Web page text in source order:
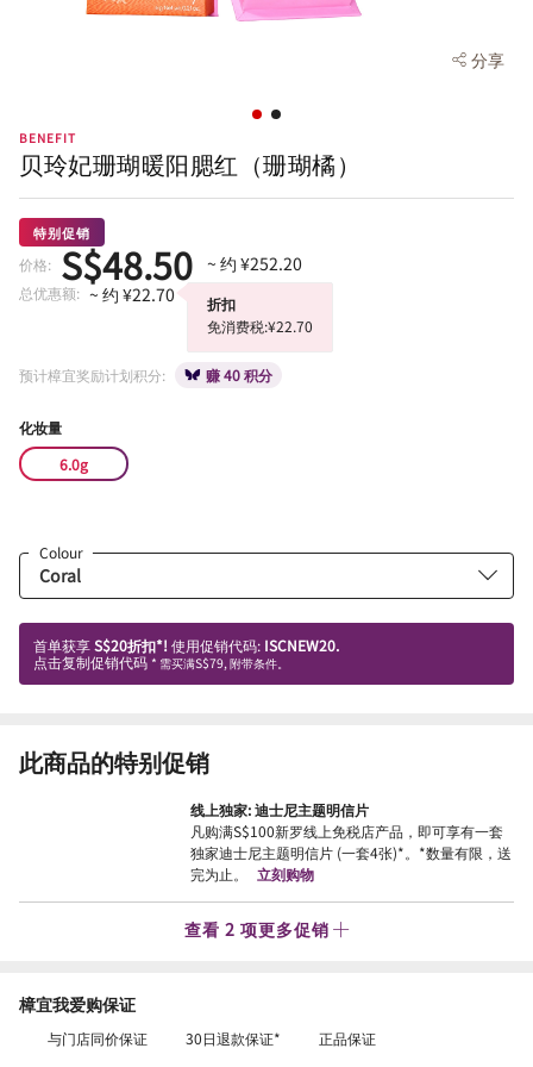
分享
BENEFIT
贝玲妃珊瑚暖阳腮红（珊瑚橘）
特别促销
价格: S$48.50 ~ 约 ¥252.20
总优惠额: ~ 约 ¥22.70
折扣
免消费税:¥22.70
预计樟宜奖励计划积分: 赚 40 积分
化妆量
6.0g
Colour
首单获享S$20折扣*! 使用促销代码: ISCNEW20.
点击复制促销代码 * 需买满S$79, 附带条件。
此商品的特别促销
线上独家: 迪士尼主题明信片
凡购满S$100新罗线上免税店产品，即可享有一套
独家迪士尼主题明信片 (一套4张)*。*数量有限，送
完为止。
立刻购物
查看 2 项更多促销
樟宜我爱购保证
与门店同价保证 30日退款保证* 正品保证